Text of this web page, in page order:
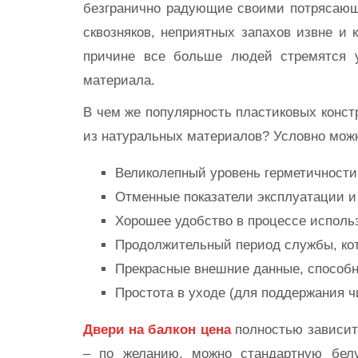
безгранично радующие своими
сквозняков, неприятных запахов извне
причине все больше людей стремятся
материала.
В чем же популярность пластиковых
из натуральных материалов? Условно
Великолепный уровень
Отменные показатели эксплуатации
Хорошее удобство в процессе
Продолжительный период службы,
Прекрасные внешние данные,
Простота в уходе (для поддержания
Двери на балкон ценаполностью зависит
– по желанию, можно стандартную